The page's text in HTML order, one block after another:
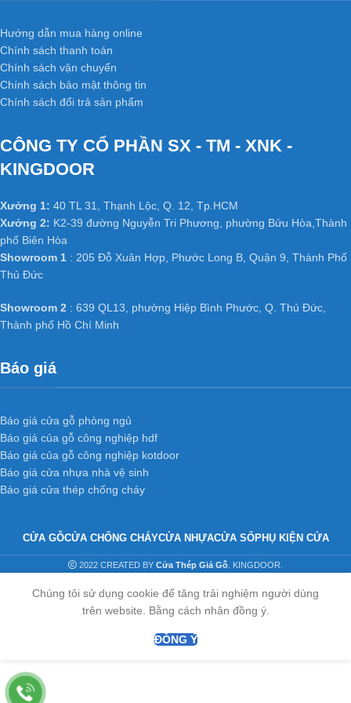
tấm lưới này, khi dập mặt cửa theo khuôn panô, theo các “nhịp”
lồi lõm của hoa văn thì bề mặt gỗ veneer – các góc cạnh không bị
hỏng, bong tróc. Đây là lợi thế của dạng cửa này – tức dán
veneer gỗ lạng mỏng mà vẫn tạo được chi tiết, họa tiết trên mặt
cửa.
Từ đó, sắc thái cánh cửa HDF Veneer là gỗ thật và có những đặc
tính riêng. nhờ sử dụng gỗ vụn, gỗ miếng nhỏ, gỗ tận thu, gỗ
trồng trong tự nhiên… qua các khâu tẩm sấy để ổn định chất, thớ
ván làm cửa nên giá thành cửa ghép dán veneer thấp hơn nhiều
so với cửa bằng gỗ tự nhiên.
Bằng nguyên liệu gỗ tự nhiên nhưng để giá thành hạ nhà sản
xuất đã “chế biến” ra loại cửa bằng gỗ ghép, mặt ngoài dán
Thành phần chính
nghiệp HDF veneer
Khung cửa bằng gỗ tự nhiên đã được tẩm sấy và được sử lí
chống mối mọt cong vênh.
Mặt cửa làm bằng tấm HDF hoặc MDF dày 3-6 mm
Bề mặt là các loại Veneer: Veneer căm xe, veneer xoan đào,
của thời tiết vì đã triệt tiêu các sớ gỗ.
Chống mối mọt, đã qua xử lý và tẩm trộn hóa chất.
Hướng dẫn mua hàng online
Chính sách thanh toán
Chính sách vận chuyển
Chính sách bảo mật thông tin
Chính sách đổi trả sản phẩm
CÔNG TY CỔ PHẦN SX - TM - XNK -
KINGDOOR
Xưởng 1: 40 TL 31, Thạnh Lộc, Q. 12, Tp.HCM
Xưởng 2: K2-39 đường Nguyễn Tri Phương, phường Bửu Hòa,Thành
phố Biên Hòa
Showroom 1 : 205 Đỗ Xuân Hợp, Phước Long B, Quận 9, Thành Phố
Thủ Đức
Showroom 2 : 639 QL13, phường Hiệp Bình Phước, Q. Thủ Đức,
Thành phố Hồ Chí Minh
Báo giá
Báo giá cửa gỗ phòng ngủ
Báo giá của gỗ công nghiệp hdf
Báo giá của gỗ công nghiệp kotdoor
Báo giá cửa nhựa nhà vệ sinh
Báo giá cửa thép chống cháy
CỬA GỖCỬA CHỐNG CHÁYCỬA NHỰACỬA SỔPHỤ KIỆN CỬA
2022 CREATED BY Cửa Thép Giả Gỗ . KINGDOOR.
Chúng tôi sử dụng cookie để tăng trải nghiệm người dùng
trên website. Bằng cách nhân đồng ý.
ĐỒNG Ý